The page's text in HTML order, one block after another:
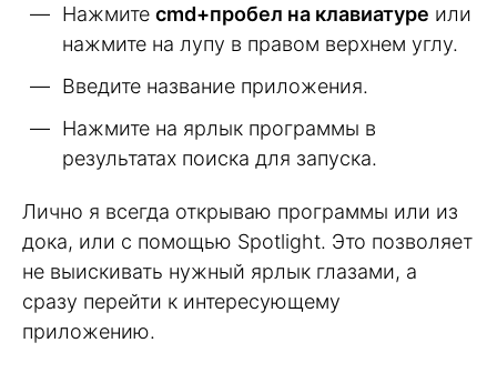
Нажмите cmd+пробел на клавиатуре или
нажмите на лупу в правом верхнем углу.
Введите название приложения.
Нажмите на ярлык программы в
результатах поиска для запуска.
Лично я всегда открываю программы или из
дока, или с помощью Spotlight. Это позволяет
не выискивать нужный ярлык глазами, а
сразу перейти к интересующему
приложению.